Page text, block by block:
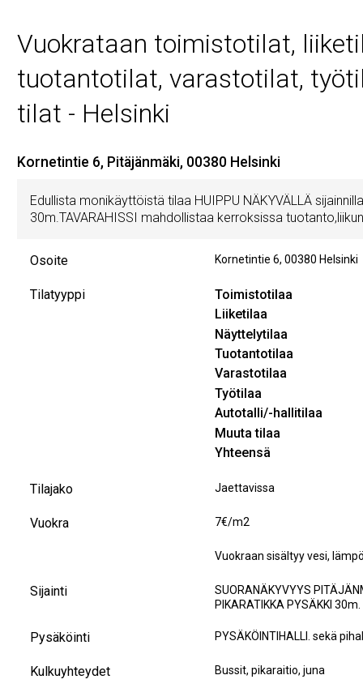
Vuokrataan toimistotilat,
tuotantotilat, varastotilat,
tilat - Helsinki
Kornetintie 6, Pitäjänmäki, 00380 Helsinki
Edullista monikäyttöistä tilaa HUIPPU NÄKYVÄLLÄ
30m.TAVARAHISSI mahdollistaa kerroksissa
Osoite Kornetintie 6, 00380 Helsinki
Tilatyyppi Toimistotilaa
Liiketilaa
Näyttelytilaa
Tuotantotilaa
Varastotilaa
Työtilaa
Autotalli/-hallitilaa
Muuta tilaa
Yhteensä
Tilajako Jaettavissa
Vuokra 7€/m2
Vuokraan sisältyy vesi, lämpö
Sijainti
SUORANÄKYVYYS
PIKARATIKKA PYSÄKKI 30m.
Pysäköinti PYSÄKÖINTIHALLI. sekä
Kulkuyhteydet Bussit, pikaraitio, juna